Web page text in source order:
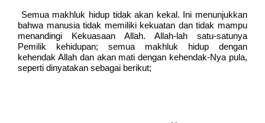
Semua makhluk hidup tidak akan kekal. Ini menunjukkan
bahwa manusia tidak memiliki kekuatan dan tidak mampu
menandingi Kekuasaan Allah. Allah-lah satu-satunya
Pemilik kehidupan; semua makhluk hidup dengan
kehendak Allah dan akan mati dengan kehendak-Nya pula,
seperti dinyatakan sebagai berikut;